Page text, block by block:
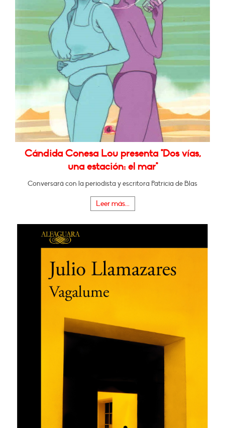
Cándida Conesa Lou presenta "Dos vías,
una estación: el mar"
Conversará con la periodista y escritora Patricia de Blas
Leer más...